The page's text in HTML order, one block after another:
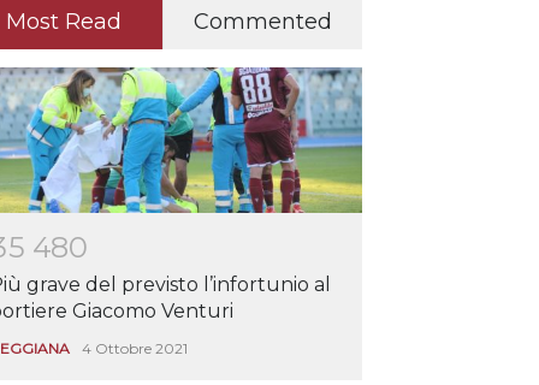
Most Read Commented
5 480
grave del previsto l’infortunio al
Giacomo Venturi
4 Ottobre 2021